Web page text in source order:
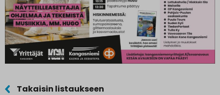
Takaisin listaukseen